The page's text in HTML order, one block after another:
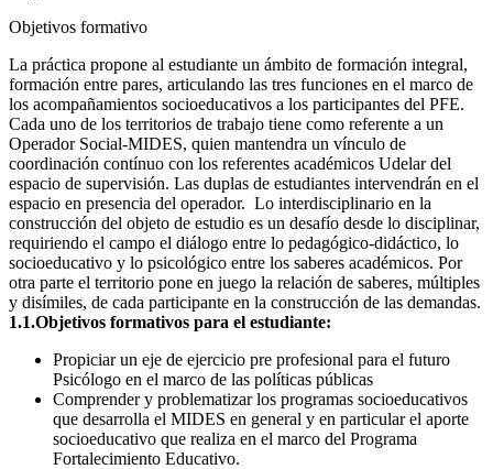
Objetivos formativo
La práctica propone al estudiante un ámbito de formación integral,
formación entre pares, articulando las tres funciones en el marco de
los acompañamientos socioeducativos a los participantes del PFE.
Cada uno de los territorios de trabajo tiene como referente a un
Operador Social-MIDES, quien mantendra un vínculo de
coordinación contínuo con los referentes académicos Udelar del
espacio de supervisión. Las duplas de estudiantes intervendrán en el
espacio en presencia del operador. Lo interdisciplinario en la
construcción del objeto de estudio es un desafío desde lo disciplinar,
requiriendo el campo el diálogo entre lo pedagógico-didáctico, lo
socioeducativo y lo psicológico entre los saberes académicos. Por
otra parte el territorio pone en juego la relación de saberes, múltiples
y disímiles, de cada participante en la construcción de las demandas.
1.1.Objetivos formativos para el estudiante:
Propiciar un eje de ejercicio pre profesional para el futuro
Psicólogo en el marco de las políticas públicas
Comprender y problematizar los programas socioeducativos
que desarrolla el MIDES en general y en particular el aporte
socioeducativo que realiza en el marco del Programa
Fortalecimiento Educativo.